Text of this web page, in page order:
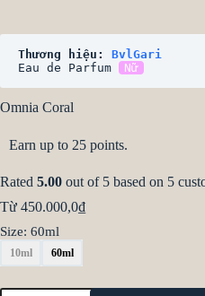
Thương hiệu: BvlGari
Eau de Parfum
Nữ
Omnia Coral
Earn up to 25 points.
Rated 5.00 out of 5 based on 5
Từ 450.000,0₫
Size: 60ml
10ml 60ml